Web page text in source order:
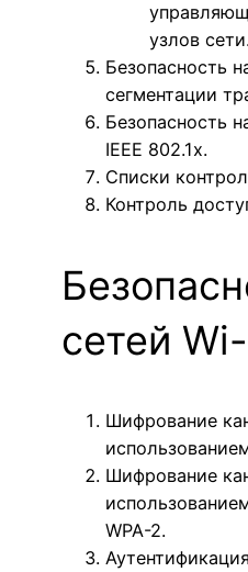
узлов
Безопасность
сегментации
Безопасность
IEEE 802.1x.
Списки
Контроль
сетей
Шифрование
Шифрование
WPA-2.